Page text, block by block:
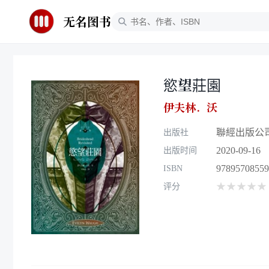
无名图书
慾望莊園
伊夫林．沃
出版社 聯經出版公
出版时间 2020-09-16
ISBN
评分 ★★★★★